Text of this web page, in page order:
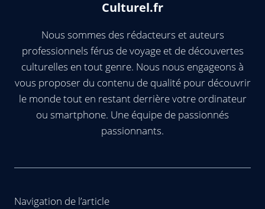
Culturel.fr
Nous sommes des rédacteurs et auteurs
professionnels férus de voyage et de découvertes
culturelles en tout genre. Nous nous engageons à
vous proposer du contenu de qualité pour découvrir
le monde tout en restant derrière votre ordinateur
ou smartphone. Une équipe de passionnés
passionnants.
Navigation de l’article